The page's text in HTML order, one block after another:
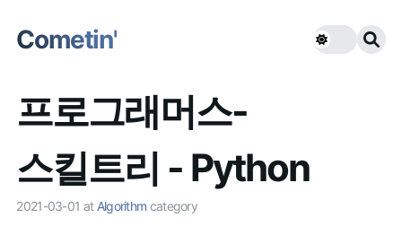
Cometin'
프로그래머스-
스킬트리 - Python
2021-03-01 at Algorithm category